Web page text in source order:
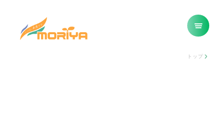
トップ